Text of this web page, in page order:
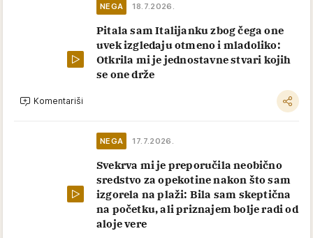
NEGA 18.7.2026.
Pitala sam Italijanku zbog čega one
uvek izgledaju otmeno i mladoliko:
Otkrila mi je jednostavne stvari kojih
se one drže
Komentariši
NEGA 17.7.2026.
Svekrva mi je preporučila neobično
sredstvo za opekotine nakon što sam
izgorela na plaži: Bila sam skeptična
na početku, ali priznajem bolje radi od
aloje vere